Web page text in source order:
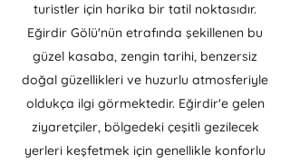
turistler için harika bir tatil noktasıdır.
Eğirdir Gölü'nün etrafında şekillenen bu
güzel kasaba, zengin tarihi, benzersiz
doğal güzellikleri ve huzurlu atmosferiyle
oldukça ilgi görmektedir. Eğirdir'e gelen
ziyaretçiler, bölgedeki çeşitli gezilecek
yerleri keşfetmek için genellikle konforlu